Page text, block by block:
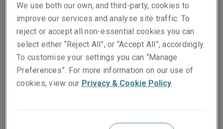
Verzekeringstak:
Aansprakelijkheid van directie en functionarissen
(D&O) – bescherming voor individuen in hun rol als
directeur of functionaris van een bedrijf
Pension Trustees Liability (PTL) – bescherming
voor beheerders en medewerkers van
We use both our own, and third-party, cookies to
improve our services and analyse site traffic. To
reject or accept all non-essential cookies you can
select either “Reject All”, or “Accept All”, accordingly.
To customise your settings you can “Manage
Preferences”. For more information on our use of
cookies, view our Privacy & Cookie Policy.